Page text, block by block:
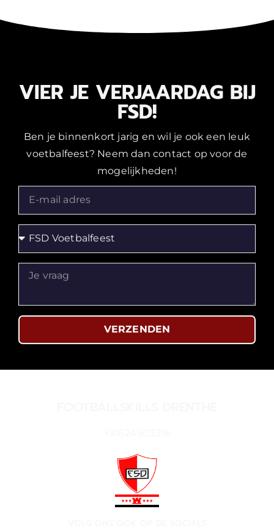
VIER JE VERJAARDAG BIJ
FSD!
Ben je binnenkort jarig en wil je ook een leuk
voetbalfeest? Neem dan contact op voor de
mogelijkheden!
VERZENDEN